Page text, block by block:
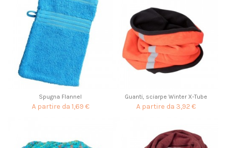
Spugna Flannel
A partire da 1,69 €
Guanti, sciarpe Winter X-Tube
A partire da 3,92 €